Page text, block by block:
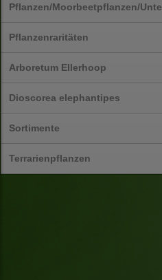
Pflanzen/Moorbeetpflanzen/Unte
Pflanzenraritäten
Arboretum Ellerhoop
Dioscorea elephantipes
Sortimente
Terrarienpflanzen